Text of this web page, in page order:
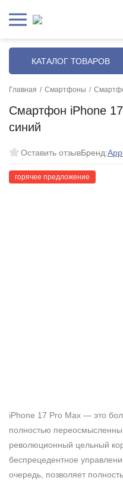
КАТАЛОГ ТОВАРОВ
Главная / Смартфоны /
Смартфон iPhone
синий
Оставить отзывБренд:
горячее предложение
iPhone 17 Pro Max — это
полностью
революционный цельный
беспрецедентное
очередь, позволяет